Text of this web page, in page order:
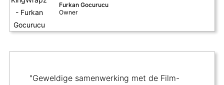
Furkan Gocurucu
Owner
"Geweldige samenwerking met de Film-